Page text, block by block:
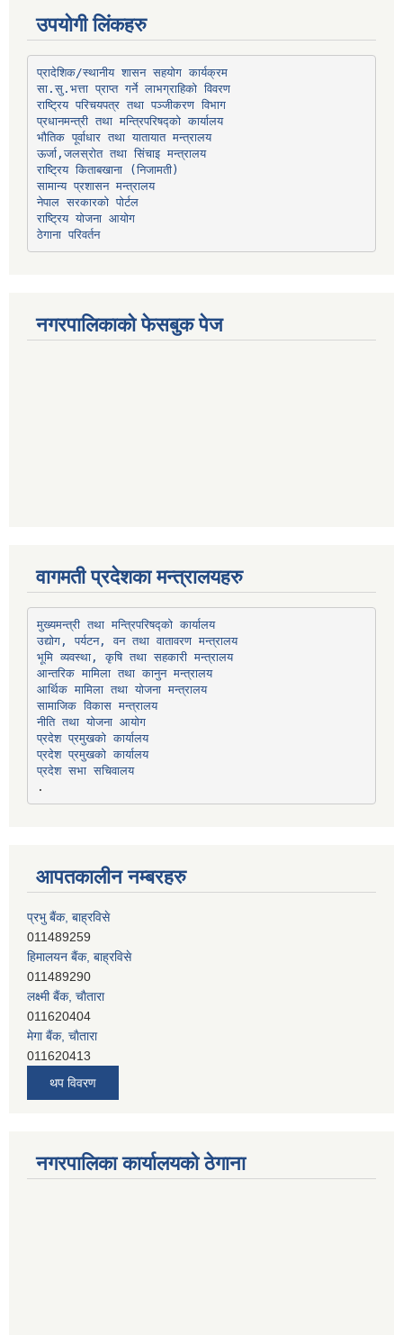
उपयोगी लिंकहरु
प्रादेशिक/स्थानीय शासन सहयोग कार्यक्रम
सा.सु.भत्ता प्राप्त गर्ने लाभग्राहिको विवरण
राष्ट्रिय परिचयपत्र तथा पञ्‍जीकरण विभाग
प्रधानमन्त्री तथा मन्त्रिपरिषद्को कार्यालय
भौतिक पूर्वाधार तथा यातायात मन्त्रालय
ऊर्जा,जलस्रोत तथा सिंचाइ मन्त्रालय
सामान्य प्रशासन मन्त्रालय
नेपाल सरकारको पोर्टल
राष्ट्रिय योजना आयोग
ठेगाना परिवर्तन
नगरपालिकाको फेसबुक पेज
वागमती प्रदेशका मन्त्रालयहरु
मुख्यमन्त्री तथा मन्त्रिपरिषद्को कार्यालय
उद्योग, पर्यटन, वन तथा वातावरण मन्त्रालय
भूमि व्यवस्था, कृषि तथा सहकारी मन्त्रालय
आन्तरिक मामिला तथा कानुन मन्त्रालय
आर्थिक मामिला तथा योजना मन्त्रालय
सामाजिक विकास मन्त्रालय
नीति तथा योजना आयोग
प्रदेश प्रमुखको कार्यालय
प्रदेश प्रमुखको कार्यालय
प्रदेश सभा सचिवालय
आपतकालीन नम्बरहरु
प्रभु बैंक, बाह्रविसे
011489259
हिमालयन बैंक, बाह्रविसे
011489290
लक्ष्मी बैंक, चाैतारा
011620404
मेगा बैंक, चाैतारा
011620413
जनता बैंक, चाैतारा
011620406
देव विकास बैंक, बाह्रविसे
सिभिल बैंक, मेलम्ची
थप विवरण
नगरपालिका कार्यालयको ठेगाना